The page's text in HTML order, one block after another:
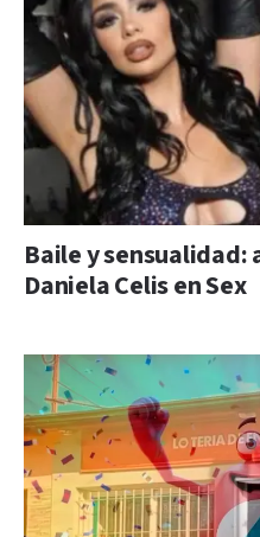
Baile y sensualidad:
Daniela Celis en Sex